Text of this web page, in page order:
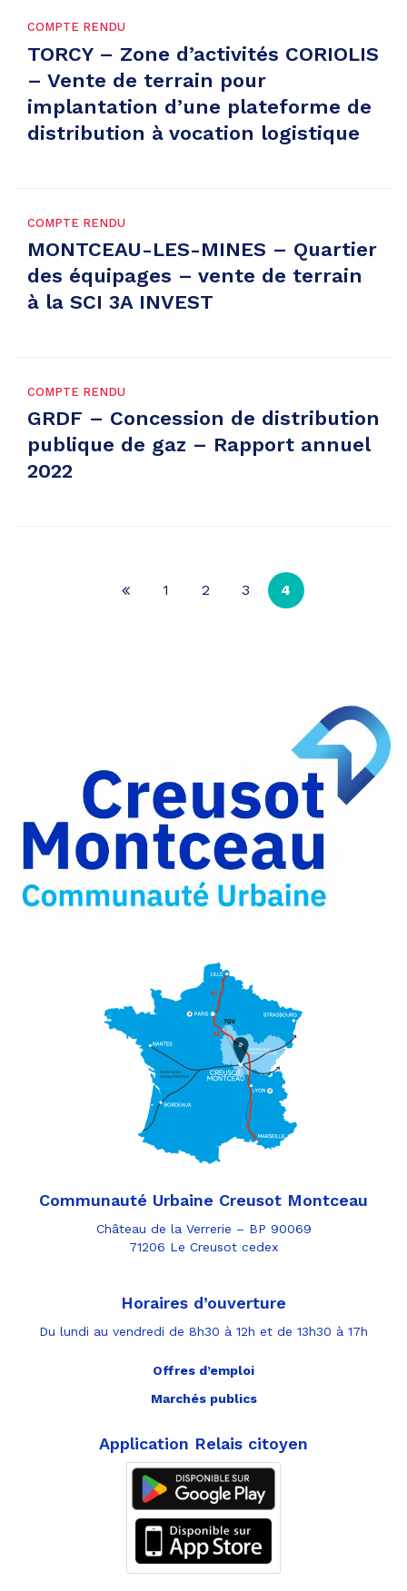
COMPTE RENDU
TORCY – Zone d’activités CORIOLIS
– Vente de terrain pour
implantation d’une plateforme de
distribution à vocation logistique
COMPTE RENDU
MONTCEAU-LES-MINES – Quartier
des équipages – vente de terrain
à la SCI 3A INVEST
COMPTE RENDU
GRDF – Concession de distribution
publique de gaz – Rapport annuel
2022
Page
1 2 3 4
Communauté Urbaine Creusot Montceau
Château de la Verrerie – BP 90069
71206 Le Creusot cedex
Horaires d’ouverture
Du lundi au vendredi de 8h30 à 12h et de 13h30 à 17h
Offres d’emploi
Marchés publics
Application Relais citoyen